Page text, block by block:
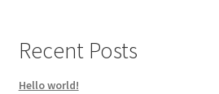
Recent Posts
Hello world!